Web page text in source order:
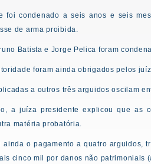
foi condenado a seis anos e seis
de arma proibida.
Batista e Jorge Pelica foram
foram ainda obrigados pelos
a outros três arguidos oscilam
a juíza presidente explicou que as
matéria probatória.
ainda o pagamento a quatro arguidos,
cinco mil por danos não patrimoniais